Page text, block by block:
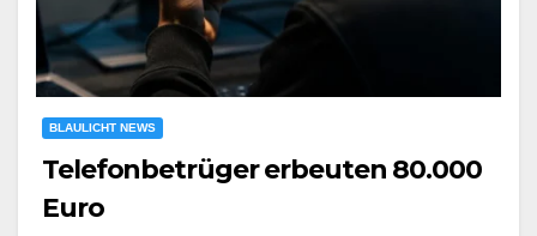
BLAULICHT NEWS
Telefonbetrüger erbeuten 80.000
Euro